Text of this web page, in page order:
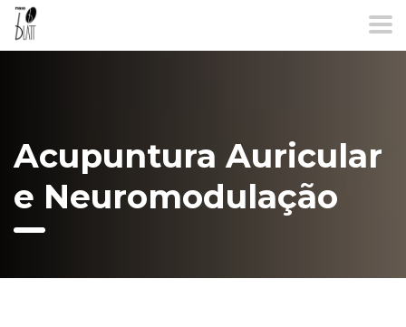
Acupuntura Auricular
e Neuromodulação